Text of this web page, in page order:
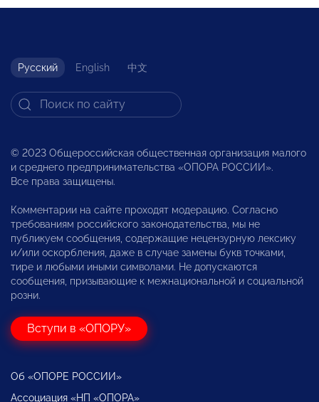
Русский English 中文
© 2023 Общероссийская общественная организация малого
и среднего предпринимательства «ОПОРА РОССИИ».
Все права защищены.
Комментарии на сайте проходят модерацию. Согласно
требованиям российского законодательства, мы не
публикуем сообщения, содержащие нецензурную лексику
и/или оскорбления, даже в случае замены букв точками,
тире и любыми иными символами. Не допускаются
сообщения, призывающие к межнациональной и социальной
розни.
Вступи в «ОПОРУ»
Об «ОПОРЕ РОССИИ»
Ассоциация «НП «ОПОРА»